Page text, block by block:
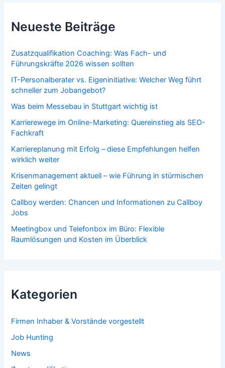
Neueste Beiträge
Zusatzqualifikation Coaching: Was Fach- und
Führungskräfte 2026 wissen sollten
IT-Personalberater vs. Eigeninitiative: Welcher Weg führt
schneller zum Jobangebot?
Was beim Messebau in Stuttgart wichtig ist
Karrierewege im Online-Marketing: Quereinstieg als SEO-
Fachkraft
Karriereplanung mit Erfolg – diese Empfehlungen helfen
wirklich weiter
Krisenmanagement aktuell – wie Führung in stürmischen
Zeiten gelingt
Callboy werden: Chancen und Informationen zu Callboy
Jobs
Meetingbox und Telefonbox im Büro: Flexible
Raumlösungen und Kosten im Überblick
Kategorien
Firmen Inhaber & Vorstände vorgestellt
Job Hunting
News